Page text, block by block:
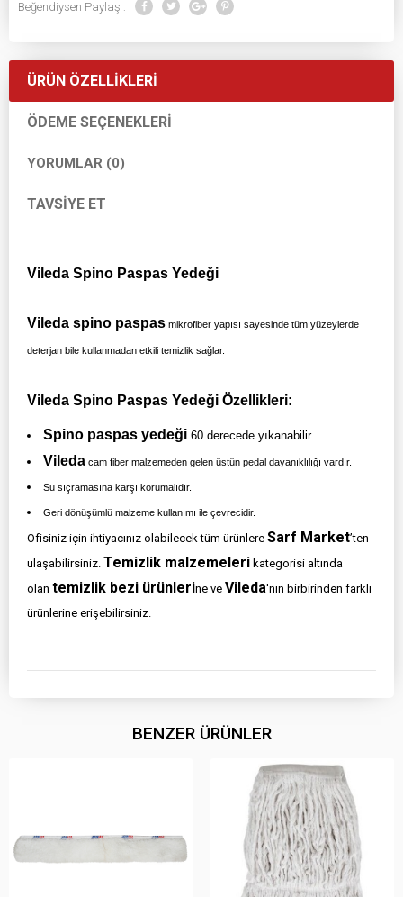
Beğendiysen Paylaş :
ÜRÜN ÖZELLIKLERI
ÖDEME SEÇENEKLERI
YORUMLAR (0)
TAVSIYE ET
Vileda Spino Paspas Yedeği
Vileda spino paspas mikrofiber yapısı sayesinde tüm yüzeylerde
deterjan bile kullanmadan etkili temizlik sağlar.
Vileda Spino Paspas Yedeği Özellikleri:
Spino paspas yedeği 60 derecede yıkanabilir.
Vileda cam fiber malzemeden gelen üstün pedal dayanıklılığı vardır.
Su sıçramasına karşı korumalıdır.
Geri dönüşümlü malzeme kullanımı ile çevrecidir.
Ofisiniz için ihtiyacınız olabilecek tüm ürünlere Sarf Market’ten
ulaşabilirsiniz. Temizlik malzemeleri kategorisi altında
olan temizlik bezi ürünlerine ve Vileda'nın birbirinden farklı
ürünlerine erişebilirsiniz.
BENZER ÜRÜNLER